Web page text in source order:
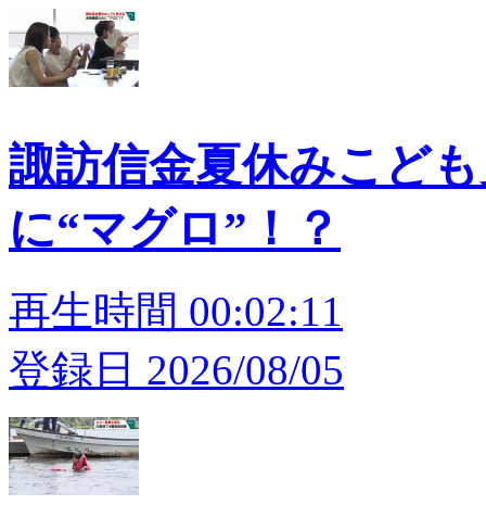
諏訪信金夏休みこど
に“マグロ”！？
再生時間 00:02:11
登録日 2026/08/05